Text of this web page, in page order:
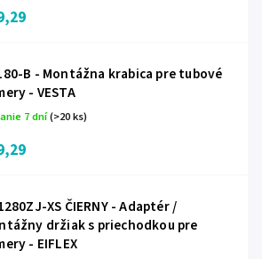
B - Montážna krabica pre tubové
- VESTA
7 dní(>20 ks)
XS ČIERNY - Adaptér /
držiak s priechodkou pre
- EIFLEX